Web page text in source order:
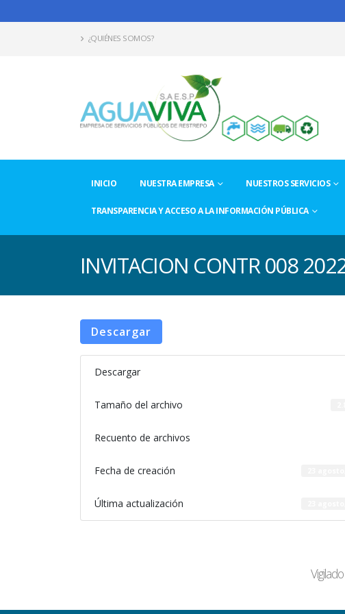
¿QUIÉNES SOMOS?
INICIO NUESTRA EMPRESA NUESTROS SERVICIOS
TRANSPARENCIA Y ACCESO A LA INFORMACIÓN PÚBLICA
INVITACION CONTR 008
Descargar
Descargar
Tamaño del archivo
Recuento de archivos
Fecha de creación
Última actualización